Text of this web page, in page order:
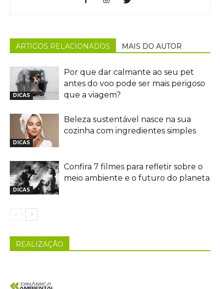
ARTIGOS RELACIONADOS MAIS DO AUTOR
DICAS
Por que dar calmante ao seu pet
antes do voo pode ser mais perigoso
que a viagem?
DICAS
Beleza sustentável nasce na sua
cozinha com ingredientes simples
DICAS
Confira 7 filmes para refletir sobre o
meio ambiente e o futuro do planeta
REALIZAÇÃO